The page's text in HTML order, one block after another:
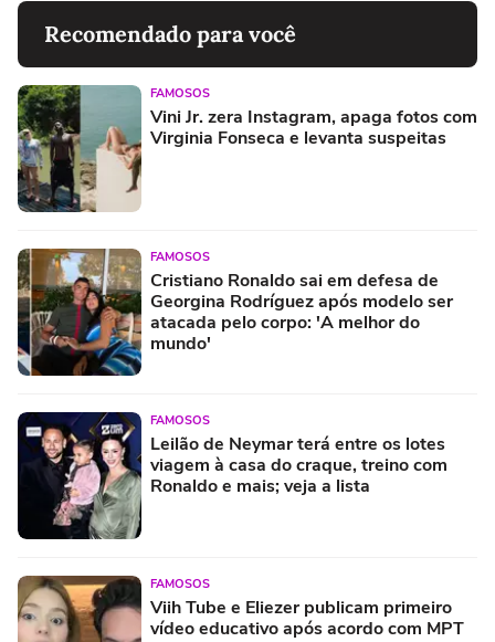
Recomendado para você
FAMOSOS
Vini Jr. zera Instagram, apaga fotos com
Virginia Fonseca e levanta suspeitas
FAMOSOS
Cristiano Ronaldo sai em defesa de
Georgina Rodríguez após modelo ser
atacada pelo corpo: 'A melhor do
mundo'
FAMOSOS
Leilão de Neymar terá entre os lotes
viagem à casa do craque, treino com
Ronaldo e mais; veja a lista
FAMOSOS
Viih Tube e Eliezer publicam primeiro
vídeo educativo após acordo com MPT